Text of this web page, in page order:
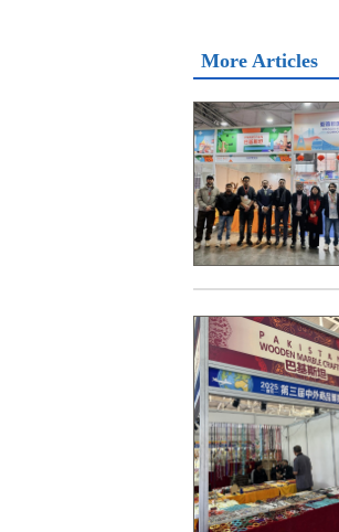
More Articles